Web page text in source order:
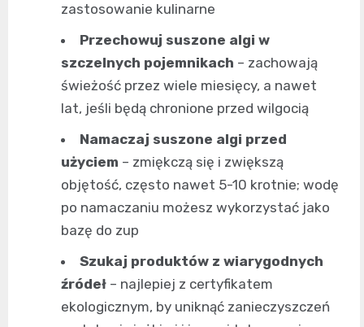
zastosowanie kulinarne
Przechowuj suszone algi w
szczelnych pojemnikach – zachowają
świeżość przez wiele miesięcy, a nawet
lat, jeśli będą chronione przed wilgocią
Namaczaj suszone algi przed
użyciem – zmiękczą się i zwiększą
objętość, często nawet 5-10 krotnie; wodę
po namaczaniu możesz wykorzystać jako
bazę do zup
Szukaj produktów z wiarygodnych
źródeł – najlepiej z certyfikatem
ekologicznym, by uniknąć zanieczyszczeń